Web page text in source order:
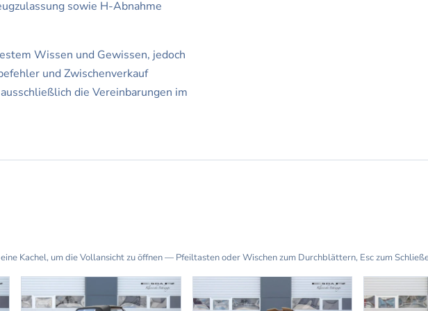
sowie H-Abnahme
Wissen und Gewissen, jedoch
und Zwischenverkauf
die Vereinbarungen im
Kachel, um die Vollansicht zu öffnen — Pfeiltasten oder Wischen zum Durchblättern, Esc zum